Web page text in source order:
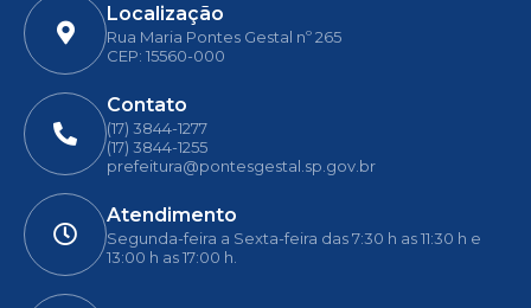
Localização
Rua Maria Pontes Gestal nº 265
CEP: 15560-000
Contato
(17) 3844-1277
(17) 3844-1255
prefeitura@pontesgestal.sp.gov.br
Atendimento
Segunda-feira a Sexta-feira das 7:30 h as 11:30 h e
13:00 h as 17:00 h.